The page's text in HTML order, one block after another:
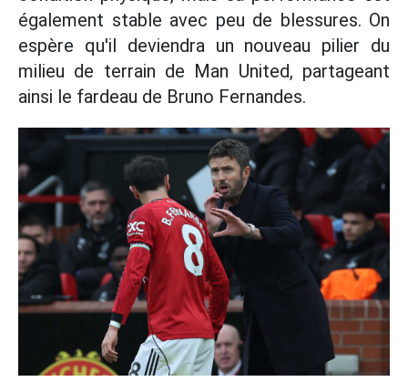
également stable avec peu de blessures. On
espère qu'il deviendra un nouveau pilier du
milieu de terrain de Man United, partageant
ainsi le fardeau de Bruno Fernandes.